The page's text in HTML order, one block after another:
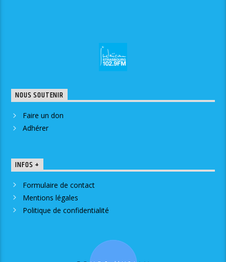
NOUS SOUTENIR
Faire un don
Adhérer
INFOS +
Formulaire de contact
Mentions légales
Politique de confidentialité